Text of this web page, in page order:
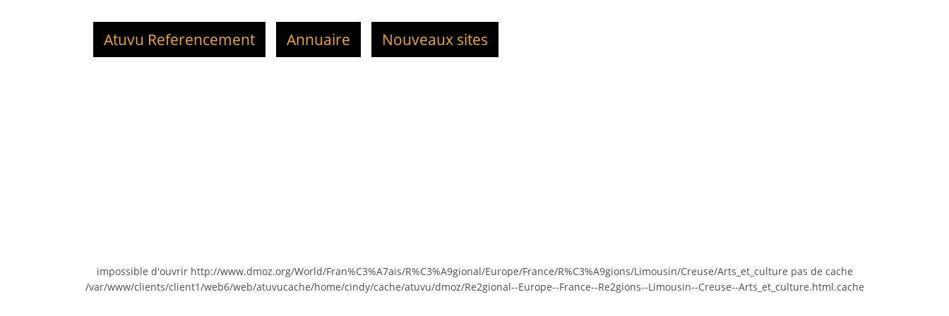
Atuvu Referencement Annuaire Nouveaux sites
impossible d'ouvrir http://www.dmoz.org/World/Fran%C3%A7ais/R%C3%A9gional/Europe/France/R%C3%A9gions/Limousin/Creuse/Arts_et_culture pas de cache
/var/www/clients/client1/web6/web/atuvucache/home/cindy/cache/atuvu/dmoz/Re2gional--Europe--France--Re2gions--Limousin--Creuse--Arts_et_culture.html.cache